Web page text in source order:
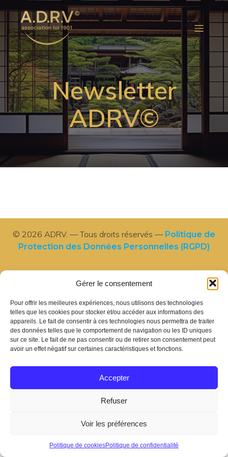
Gérer le consentement
Pour offrir les meilleures expériences, nous utilisons des technologies
telles que les cookies pour stocker et/ou accéder aux informations des
appareils. Le fait de consentir à ces technologies nous permettra de traiter
des données telles que le comportement de navigation ou les ID uniques
sur ce site. Le fait de ne pas consentir ou de retirer son consentement peut
avoir un effet négatif sur certaines caractéristiques et fonctions.
Accepter
Refuser
Voir les préférences
Politique de cookiesPolitique de confidentialité
Newsletter
ADRV©
© 2026 ADRV. — Tous droits réservés — Politique de
Protection des Données Personnelles (RGPD)
Contact
Association loi 1901 •
Mentions légales